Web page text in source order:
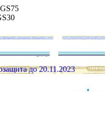
до 20.11.2023